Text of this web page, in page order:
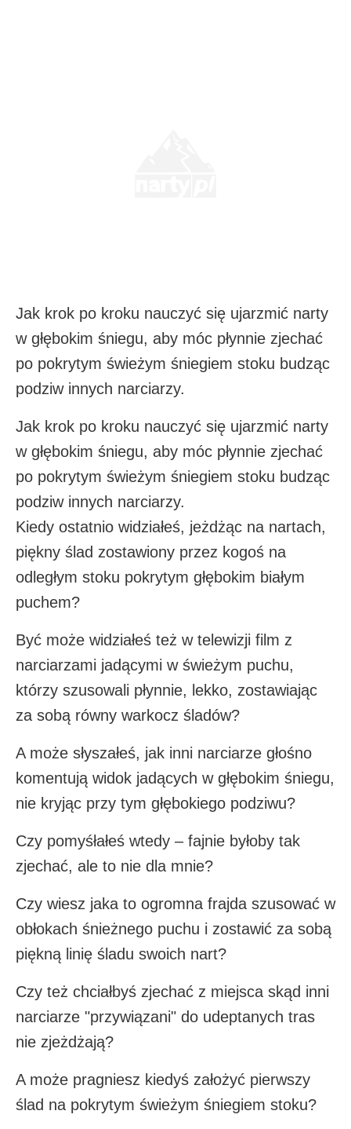
Jak krok po kroku nauczyć się ujarzmić narty
w głębokim śniegu, aby móc płynnie zjechać
po pokrytym świeżym śniegiem stoku budząc
podziw innych narciarzy.
Jak krok po kroku nauczyć się ujarzmić narty
w głębokim śniegu, aby móc płynnie zjechać
po pokrytym świeżym śniegiem stoku budząc
podziw innych narciarzy.
Kiedy ostatnio widziałeś, jeżdżąc na nartach,
piękny ślad zostawiony przez kogoś na
odległym stoku pokrytym głębokim białym
puchem?
Być może widziałeś też w telewizji film z
narciarzami jadącymi w świeżym puchu,
którzy szusowali płynnie, lekko, zostawiając
za sobą równy warkocz śladów?
A może słyszałeś, jak inni narciarze głośno
komentują widok jadących w głębokim śniegu,
nie kryjąc przy tym głębokiego podziwu?
Czy pomyśłałeś wtedy – fajnie byłoby tak
zjechać, ale to nie dla mnie?
Czy wiesz jaka to ogromna frajda szusować w
obłokach śnieżnego puchu i zostawić za sobą
piękną linię śladu swoich nart?
Czy też chciałbyś zjechać z miejsca skąd inni
narciarze "przywiązani" do udeptanych tras
nie zjeżdżają?
A może pragniesz kiedyś założyć pierwszy
ślad na pokrytym świeżym śniegiem stoku?